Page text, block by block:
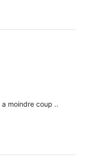
moindre coup ..